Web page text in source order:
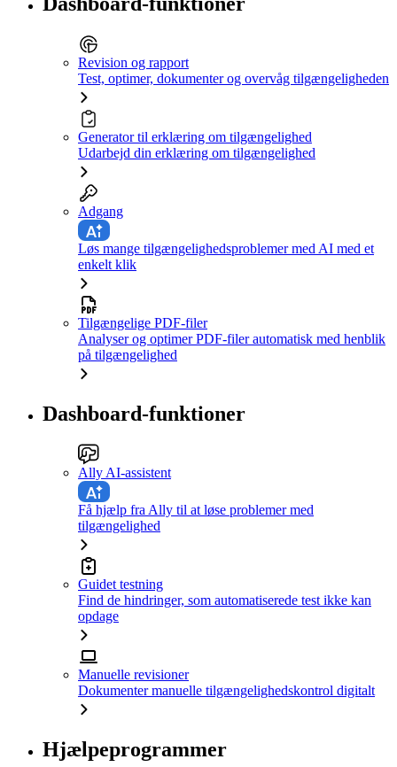
Revision og rapport
Test, optimer, dokumenter og overvåg tilgængeligheden
Generator til erklæring om tilgængelighed
Udarbejd din erklæring om tilgængelighed
Adgang
Løs mange tilgængelighedsproblemer med AI med et
enkelt klik
Tilgængelige PDF-filer
Analyser og optimer PDF-filer automatisk med henblik
på tilgængelighed
Dashboard-funktioner
Ally AI-assistent
Få hjælp fra Ally til at løse problemer med
tilgængelighed
Guidet testning
Find de hindringer, som automatiserede test ikke kan
opdage
Manuelle revisioner
Dokumenter manuelle tilgængelighedskontrol digitalt
Hjælpeprogrammer